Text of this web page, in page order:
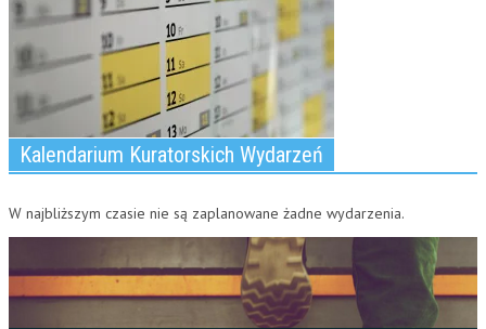
Kalendarium Kuratorskich Wydarzeń
W najbliższym czasie nie są zaplanowane żadne wydarzenia.